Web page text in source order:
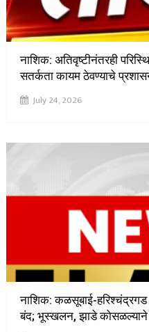
नाशिक: अतिवृष्टीनंतरही
सतर्कता कायम ठेवण्याचे
July 24, 2026
नाशिक: कळसूबाई-हरिश्चंद्रगड
बंद; भूस्खलन, झाडे कोसळल्याने